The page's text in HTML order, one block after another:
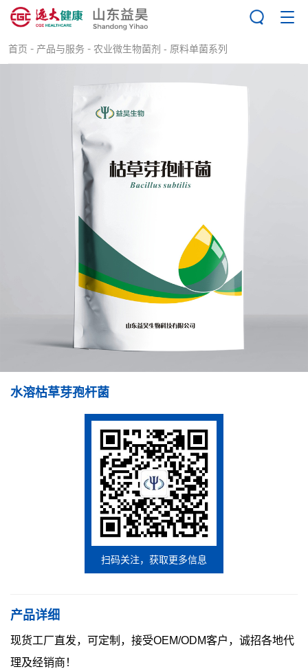
首页 - 产品与服务 - 农业微生物菌剂 - 原料单菌系列
水溶枯草芽孢杆菌
扫码关注，获取更多信息
产品详细
现货工厂直发，可定制，接受OEM/ODM客户，诚招各地代
理及经销商！